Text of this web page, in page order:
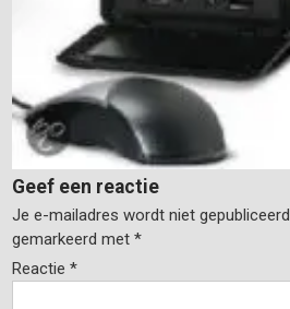
Geef een reactie
Je e-mailadres wordt niet gepubliceerd.
gemarkeerd met*
Reactie*